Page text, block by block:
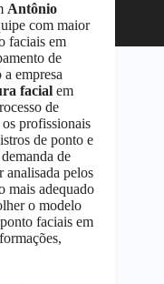
Antônio
com maior
faciais em
de
empresa
facial em
de
profissionais
de ponto e
de
analisada pelos
mais adequado
o modelo
faciais em